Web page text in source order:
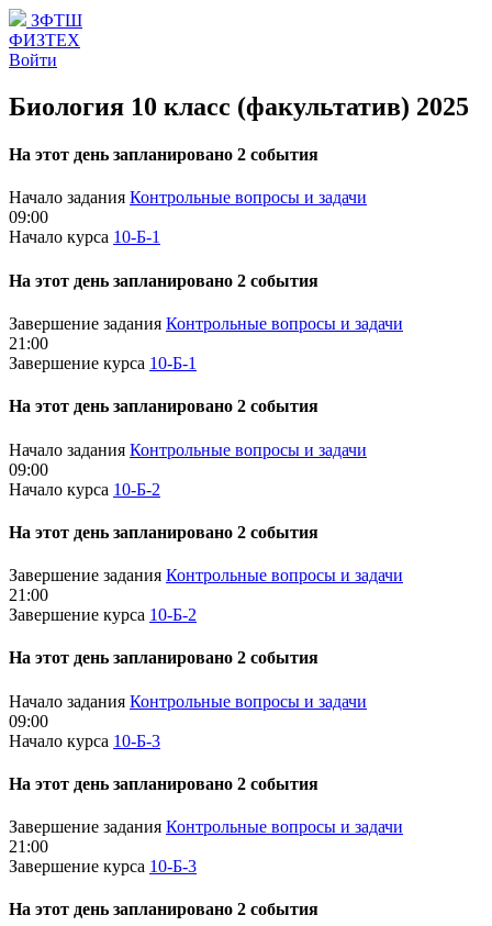
ЗФТШ
ФИЗТЕХ
Войти
Биология 10 класс (факультатив) 2025
На этот день запланировано 2 события
Начало задания Контрольные вопросы и задачи
09:00
Начало курса 10-Б-1
На этот день запланировано 2 события
Завершение задания Контрольные вопросы и задачи
21:00
Завершение курса 10-Б-1
На этот день запланировано 2 события
Начало задания Контрольные вопросы и задачи
09:00
Начало курса 10-Б-2
На этот день запланировано 2 события
Завершение задания Контрольные вопросы и задачи
21:00
Завершение курса 10-Б-2
На этот день запланировано 2 события
Начало задания Контрольные вопросы и задачи
09:00
Начало курса 10-Б-3
На этот день запланировано 2 события
Завершение задания Контрольные вопросы и задачи
21:00
Завершение курса 10-Б-3
На этот день запланировано 2 события